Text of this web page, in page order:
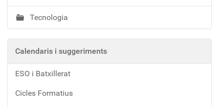
Tecnologia
Calendaris i suggeriments
ESO i Batxillerat
Cicles Formatius